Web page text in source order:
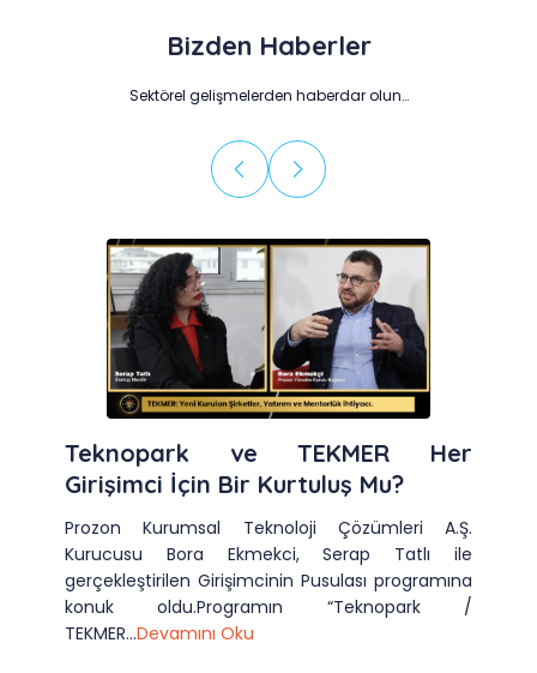
Bizden Haberler
Sektörel gelişmelerden haberdar olun…
Teknopark ve TEKMER Her
Girişimci İçin Bir Kurtuluş Mu?
Prozon Kurumsal Teknoloji Çözümleri A.Ş.
Kurucusu Bora Ekmekci, Serap Tatlı ile
gerçekleştirilen Girişimcinin Pusulası programına
konuk oldu.Programın “Teknopark /
TEKMER...Devamını Oku